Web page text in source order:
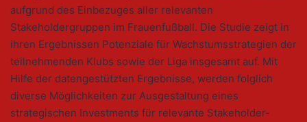
aufgrund des Einbezuges aller relevanten
Stakeholdergruppen im Frauenfußball. Die Studie zeigt in
ihren Ergebnissen Potenziale für Wachstumsstrategien der
teilnehmenden Klubs sowie der Liga insgesamt auf. Mit
Hilfe der datengestützten Ergebnisse, werden folglich
diverse Möglichkeiten zur Ausgestaltung eines
strategischen Investments für relevante Stakeholder-